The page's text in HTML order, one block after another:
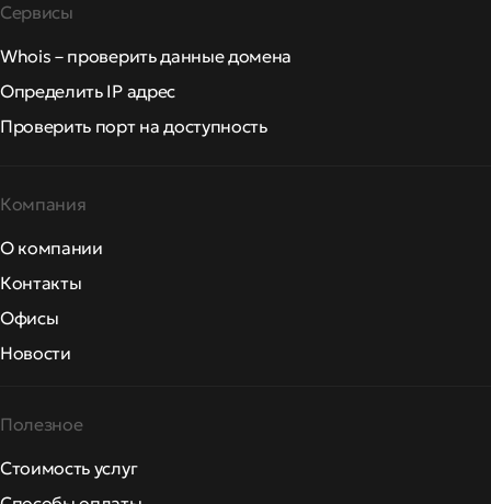
Сервисы
Whois – проверить данные домена
Определить IP адрес
Проверить порт на доступность
Компания
О компании
Контакты
Офисы
Новости
Полезное
Стоимость услуг